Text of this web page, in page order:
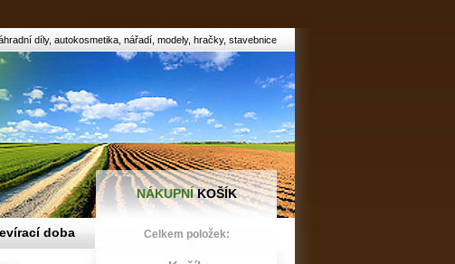
díly, autokosmetika, nářadí, modely, hračky, stavebnice
NÁKUPNÍKOŠÍK
Celkem položek:
doba